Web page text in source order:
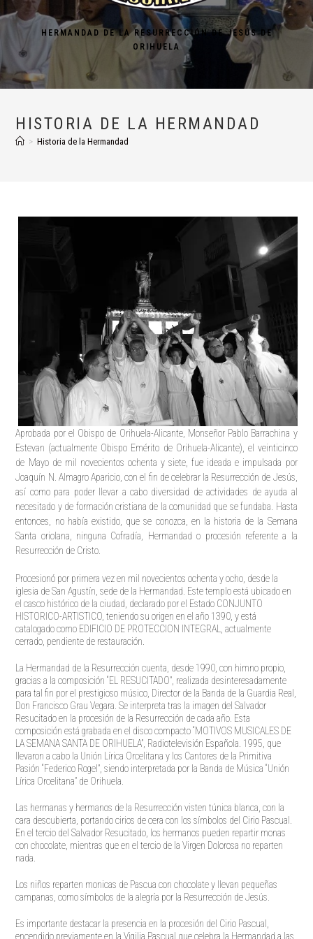
HERMANDAD DE LA RESURRECCIÓN DE JESÚS DE
ORIHUELA
HISTORIA DE LA HERMANDAD
> Historia de la Hermandad
Aprobada por el Obispo de Orihuela-Alicante, Monseñor Pablo Barrachina y
Estevan (actualmente Obispo Emérito de Orihuela-Alicante), el veinticinco
de Mayo de mil novecientos ochenta y siete, fue ideada e impulsada por
Joaquín N. Almagro Aparicio, con el fin de celebrar la Resurrección de Jesús,
así como para poder llevar a cabo diversidad de actividades de ayuda al
necesitado y de formación cristiana de la comunidad que se fundaba. Hasta
entonces, no había existido, que se conozca, en la historia de la Semana
Santa oriolana, ninguna Cofradía, Hermandad o procesión referente a la
Resurrección de Cristo.
Procesionó por primera vez en mil novecientos ochenta y ocho, desde la
iglesia de San Agustín, sede de la Hermandad. Este templo está ubicado en
el casco histórico de la ciudad, declarado por el Estado CONJUNTO
HISTORICO-ARTISTICO, teniendo su origen en el año 1390, y está
catalogado como EDIFICIO DE PROTECCION INTEGRAL, actualmente
cerrado, pendiente de restauración.
La Hermandad de la Resurrección cuenta, desde 1990, con himno propio,
gracias a la composición “EL RESUCITADO”, realizada desinteresadamente
para tal fin por el prestigioso músico, Director de la Banda de la Guardia Real,
Don Francisco Grau Vegara. Se interpreta tras la imagen del Salvador
Resucitado en la procesión de la Resurrección de cada año. Esta
composición está grabada en el disco compacto “MOTIVOS MUSICALES DE
LA SEMANA SANTA DE ORIHUELA”, Radiotelevisión Española. 1995, que
llevaron a cabo la Unión Lírica Orcelitana y los Cantores de la Primitiva
Pasión “Federico Rogel”, siendo interpretada por la Banda de Música “Unión
Lírica Orcelitana” de Orihuela.
Las hermanas y hermanos de la Resurrección visten túnica blanca, con la
cara descubierta, portando cirios de cera con los símbolos del Cirio Pascual.
En el tercio del Salvador Resucitado, los hermanos pueden repartir monas
con chocolate, mientras que en el tercio de la Virgen Dolorosa no reparten
nada.
Los niños reparten monicas de Pascua con chocolate y llevan pequeñas
campanas, como símbolos de la alegría por la Resurrección de Jesús.
Es importante destacar la presencia en la procesión del Cirio Pascual,
encendido previamente en la Vigilia Pascual que celebra la Hermandad a las